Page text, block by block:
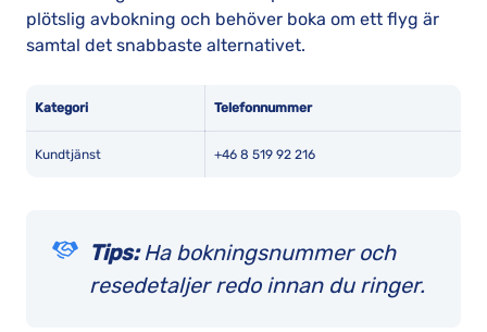
plötslig avbokning och behöver boka om ett flyg är
samtal det snabbaste alternativet.
Kategori Telefonnummer
Kundtjänst +46 8 519 92 216
Tips:Ha bokningsnummer och
resedetaljer redo innan du ringer.